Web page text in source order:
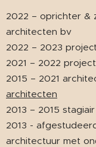
2022 – oprichter &
architecten bv
2022 – 2023
2021 – 2022
2015 – 2021
architecten
2013 – 2015
2013 -
architectuur met